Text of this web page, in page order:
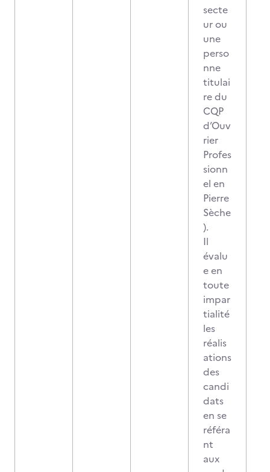
secte
ur ou
une
perso
nne
titulai
re du
CQP
d’Ouv
rier
Profes
sionn
el en
Pierre
Sèche
).
Il
évalu
e en
toute
impar
tialité
les
réalis
ations
des
candi
dats
en se
référa
nt
aux